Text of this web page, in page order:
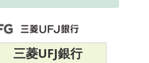
三菱UFJ銀行